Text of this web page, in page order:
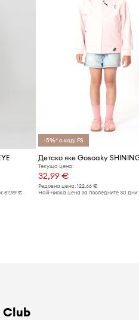
87,99 €
-5%* с код: FS
Текуща цена:
32,99 €
Редовна цена:122,66 €
Най-ниска цена за последните 30 дни:
Club